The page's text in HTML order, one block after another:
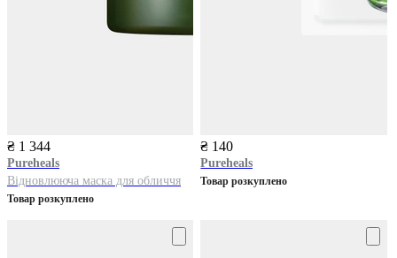
₴ 1 344
Pureheals
Відновлююча маска для обличчя
Товар розкуплено
₴ 140
Pureheals
Товар розкуплено